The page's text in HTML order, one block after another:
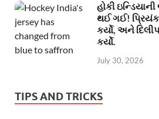
હોકી
થઈ ગઈ!
કર્યો, અને
કર્યો.
July 30, 2026
TIPS AND TRICKS